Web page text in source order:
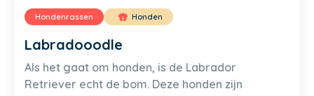
Hondenrassen Honden
Labradooodle
Als het gaat om honden, is de Labrador
Retriever echt de bom. Deze honden zijn